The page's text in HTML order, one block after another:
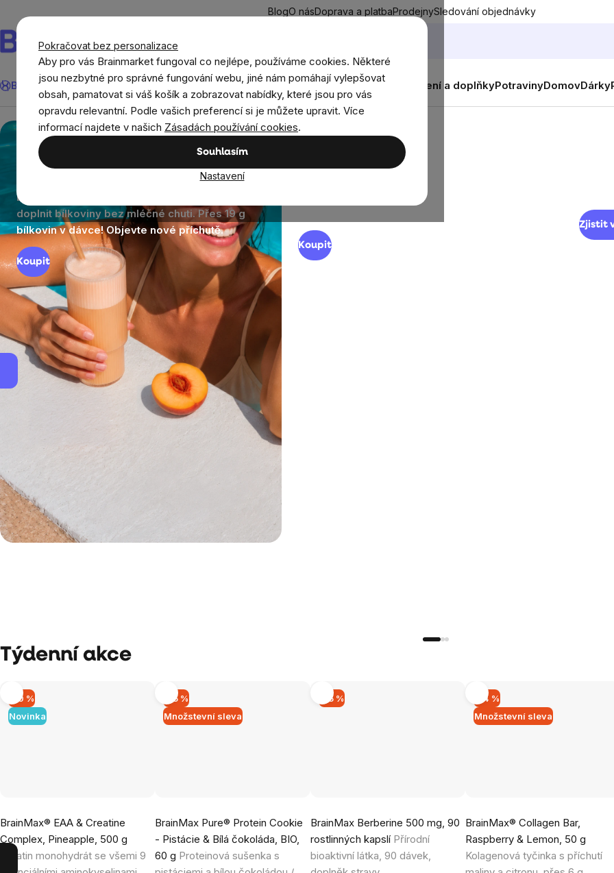
Pokračovat bez personalizace
Aby pro vás Brainmarket fungoval co nejlépe, používáme cookies. Některé
jsou nezbytné pro správné fungování webu, jiné nám pomáhají vylepšovat
obsah, pamatovat si váš košík a zobrazovat nabídky, které jsou pro vás
opravdu relevantní. Podle vašich preferencí si je můžete upravit. Více
informací najdete v našich Zásadách používání cookies.
Souhlasím
Nastavení
obsah
BlogO násDoprava a platbaProdejnySledování objednávky
Hledat
BrainMax® Léto Ušetři CíleDoplňky stravy a výživaNovinkyMužiŽenyDěti Oblečení a doplňkyPotravinyDomovDárky
Myslimě
zdravě!
Když protein chutná jako
BrainMax Clear Protein® je ideální způsob, jak
doplnit bílkoviny bez mléčné chuti. Přes 19 g
bílkovin v dávce! Objevte nové příchutě.
Koupit
Ochutnejte čistou energii
BIO složení, přirozená chuť a rychlé doplnění
Koupit
Zjistit
Týdenní akce
Novinka
–10 %
BrainMax® EAA & Creatine
Complex, Pineapple, 500 g
Kreatin monohydrát se všemi 9
hodnocení
produktu
Množstevní sleva
–15 %
BrainMax Pure® Protein Cookie
- Pistácie & Bílá čokoláda, BIO,
60 g Proteinová sušenka s
hodnocení
produktu
je
–15 %
BrainMax Berberine 500 mg, 90
rostlinných kapslí Přírodní
bioaktivní látka, 90 dávek,
hodnocení
produktu
je
Množstevní sleva
–14 %
BrainMax® Collagen Bar,
Raspberry & Lemon, 50 g
Kolagenová tyčinka s příchutí
hodnocení
produktu
je